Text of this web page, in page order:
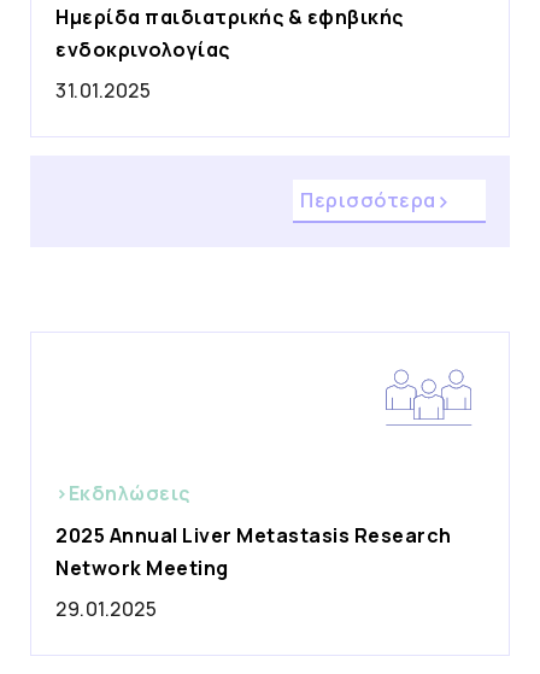
Ημερίδα παιδιατρικής & εφηβικής
ενδοκρινολογίας
31.01.2025
Περισσότερα
>Εκδηλώσεις
2025 Annual Liver Metastasis Research
Network Meeting
29.01.2025